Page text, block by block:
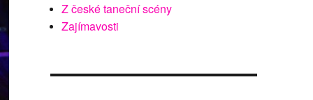
Z české taneční scény
Zajímavosti